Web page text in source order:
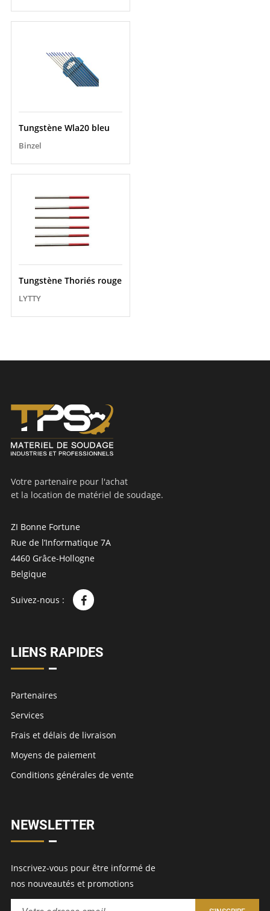
Tungstène Wla20 bleu
Binzel
Tungstène Thoriés rouge
LYTTY
Votre partenaire pour l'achat
et la location de matériel de soudage.
ZI Bonne Fortune
Rue de l’Informatique 7A
4460 Grâce-Hollogne
Belgique
Suivez-nous :
LIENS RAPIDES
Partenaires
Services
Frais et délais de livraison
Moyens de paiement
Conditions générales de vente
NEWSLETTER
Inscrivez-vous pour être informé de
nos nouveautés et promotions